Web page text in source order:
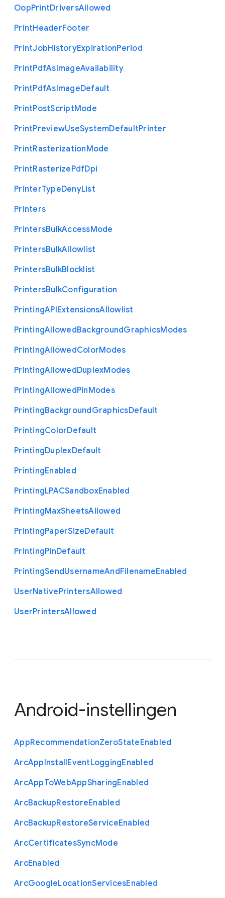
OopPrintDriversAllowed
PrintHeaderFooter
PrintJobHistoryExpirationPeriod
PrintPdfAsImageAvailability
PrintPdfAsImageDefault
PrintPostScriptMode
PrintPreviewUseSystemDefaultPrinter
PrintRasterizationMode
PrintRasterizePdfDpi
PrinterTypeDenyList
Printers
PrintersBulkAccessMode
PrintersBulkAllowlist
PrintersBulkBlocklist
PrintersBulkConfiguration
PrintingAPIExtensionsAllowlist
PrintingAllowedBackgroundGraphicsModes
PrintingAllowedColorModes
PrintingAllowedDuplexModes
PrintingAllowedPinModes
PrintingBackgroundGraphicsDefault
PrintingColorDefault
PrintingDuplexDefault
PrintingEnabled
PrintingLPACSandboxEnabled
PrintingMaxSheetsAllowed
PrintingPaperSizeDefault
PrintingPinDefault
PrintingSendUsernameAndFilenameEnabled
UserNativePrintersAllowed
UserPrintersAllowed
Android-instellingen
AppRecommendationZeroStateEnabled
ArcAppInstallEventLoggingEnabled
ArcAppToWebAppSharingEnabled
ArcBackupRestoreEnabled
ArcBackupRestoreServiceEnabled
ArcCertificatesSyncMode
ArcEnabled
ArcGoogleLocationServicesEnabled